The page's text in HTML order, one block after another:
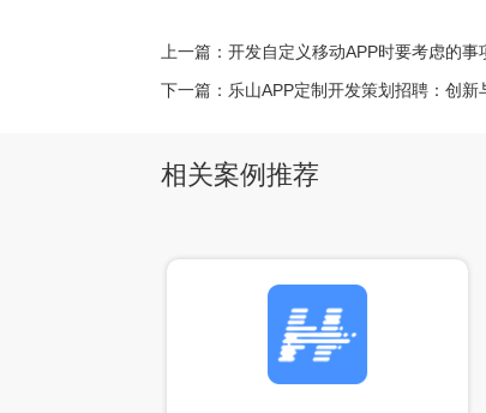
上一篇：开发自定义移动APP时要考虑的事
下一篇： 乐山APP定制开发策划招聘：创新
相关案例推荐